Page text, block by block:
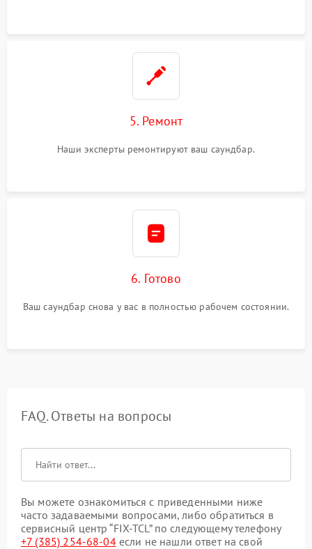
5. Ремонт
Наши эксперты ремонтируют ваш саундбар.
6. Готово
Ваш саундбар снова у вас в полностью рабочем состоянии.
FAQ. Ответы на вопросы
Вы можете ознакомиться с приведенными ниже
часто задаваемыми вопросами, либо обратиться в
сервисный центр “FIX-TCL” по следующему телефону
+7 (385) 254-68-04если не нашли ответ на свой